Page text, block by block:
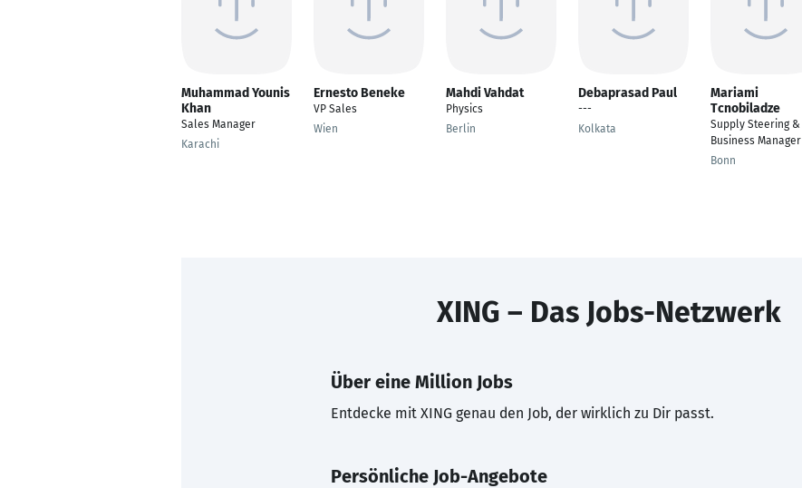
Muhammad Younis
Khan
Sales Manager
Karachi
Ernesto Beneke
VP Sales
Wien
Mahdi Vahdat
Physics
Berlin
Debaprasad Paul
---
Kolkata
Mariami
Tcnobiladze
Supply Steering &
Business Manager
Bonn
XING – Das Jobs-Netzwerk
Über eine Million Jobs
Entdecke mit XING genau den Job, der wirklich zu Dir passt.
Persönliche Job-Angebote